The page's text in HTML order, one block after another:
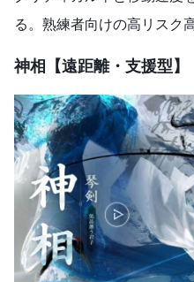
る。熟練者向けの高リスク
神相【遠距離・支援型】